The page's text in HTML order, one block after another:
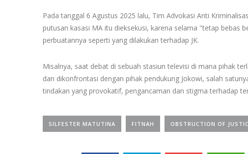
Pada tanggal 6 Agustus 2025 lalu, Tim Advokasi Anti
putusan kasasi MA itu dieksekusi, karena selama "tetap bebas
perbuatannya seperti yang dilakukan terhadap JK.
Misalnya, saat debat di sebuah stasiun televisi di mana pihak
dan dikonfrontasi dengan pihak pendukung Jokowi, salah
tindakan yang provokatif, pengancaman dan stigma terhadap
SILFESTER MATUTINA FITNAH OBSTRUCTION OF